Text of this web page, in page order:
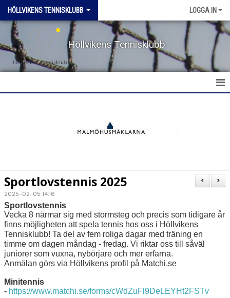
HÖLLVIKENS TENNISKLUBB LOGGA IN
Höllvikens Tennisklubb
TERMINSTRÄNING HT & VT
TRÄNING SOMMAR
AKTIVITETER & LÄGER
SERIESPEL & TÄVLINGAR
TENNISSHOP
>
<
Sportlovstennis 2025
2025-02-05 14:16
Sportlovstennis
Vecka 8 närmar sig med stormsteg och precis som tidigare år
finns möjligheten att spela tennis hos oss i Höllvikens
Tennisklubb! Ta del av fem roliga dagar med träning en
timme om dagen måndag - fredag. Vi riktar oss till såväl
juniorer som vuxna, nybörjare och mer erfarna.
Anmälan görs via Höllvikens profil på Matchi.se
Minitennis
- https://www.matchi.se/forms/cWdZuFl9DeLEYHt2FSTv